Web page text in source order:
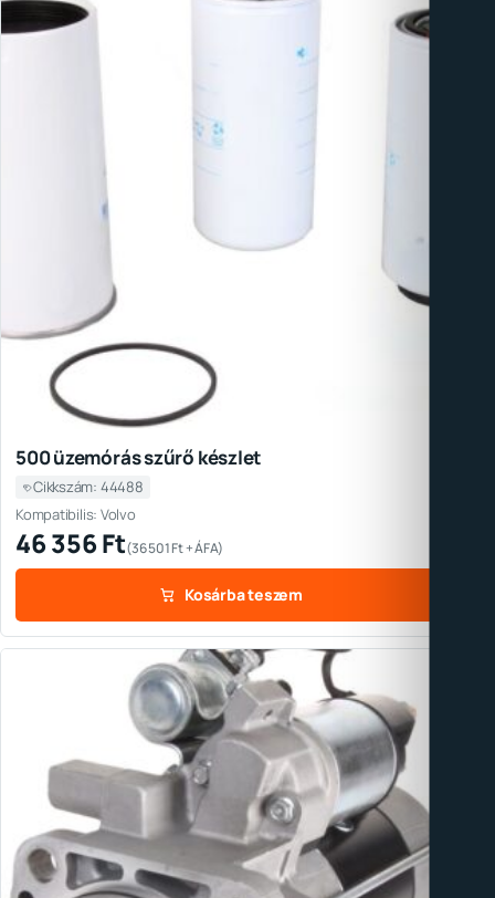
500 üzemórás szűrő készlet
Cikkszám: 44488
Kompatibilis: Volvo
46 356Ft(36 501Ft+ ÁFA)
Kosárba teszem